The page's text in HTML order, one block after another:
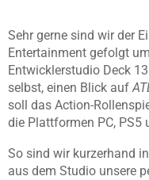
Sehr gerne sind wir der
Entertainment gefolgt
Entwicklerstudio Deck
selbst, einen Blick auf
soll das Action-
die Plattformen PC, PS5
So sind wir kurzerhand
aus dem Studio unsere